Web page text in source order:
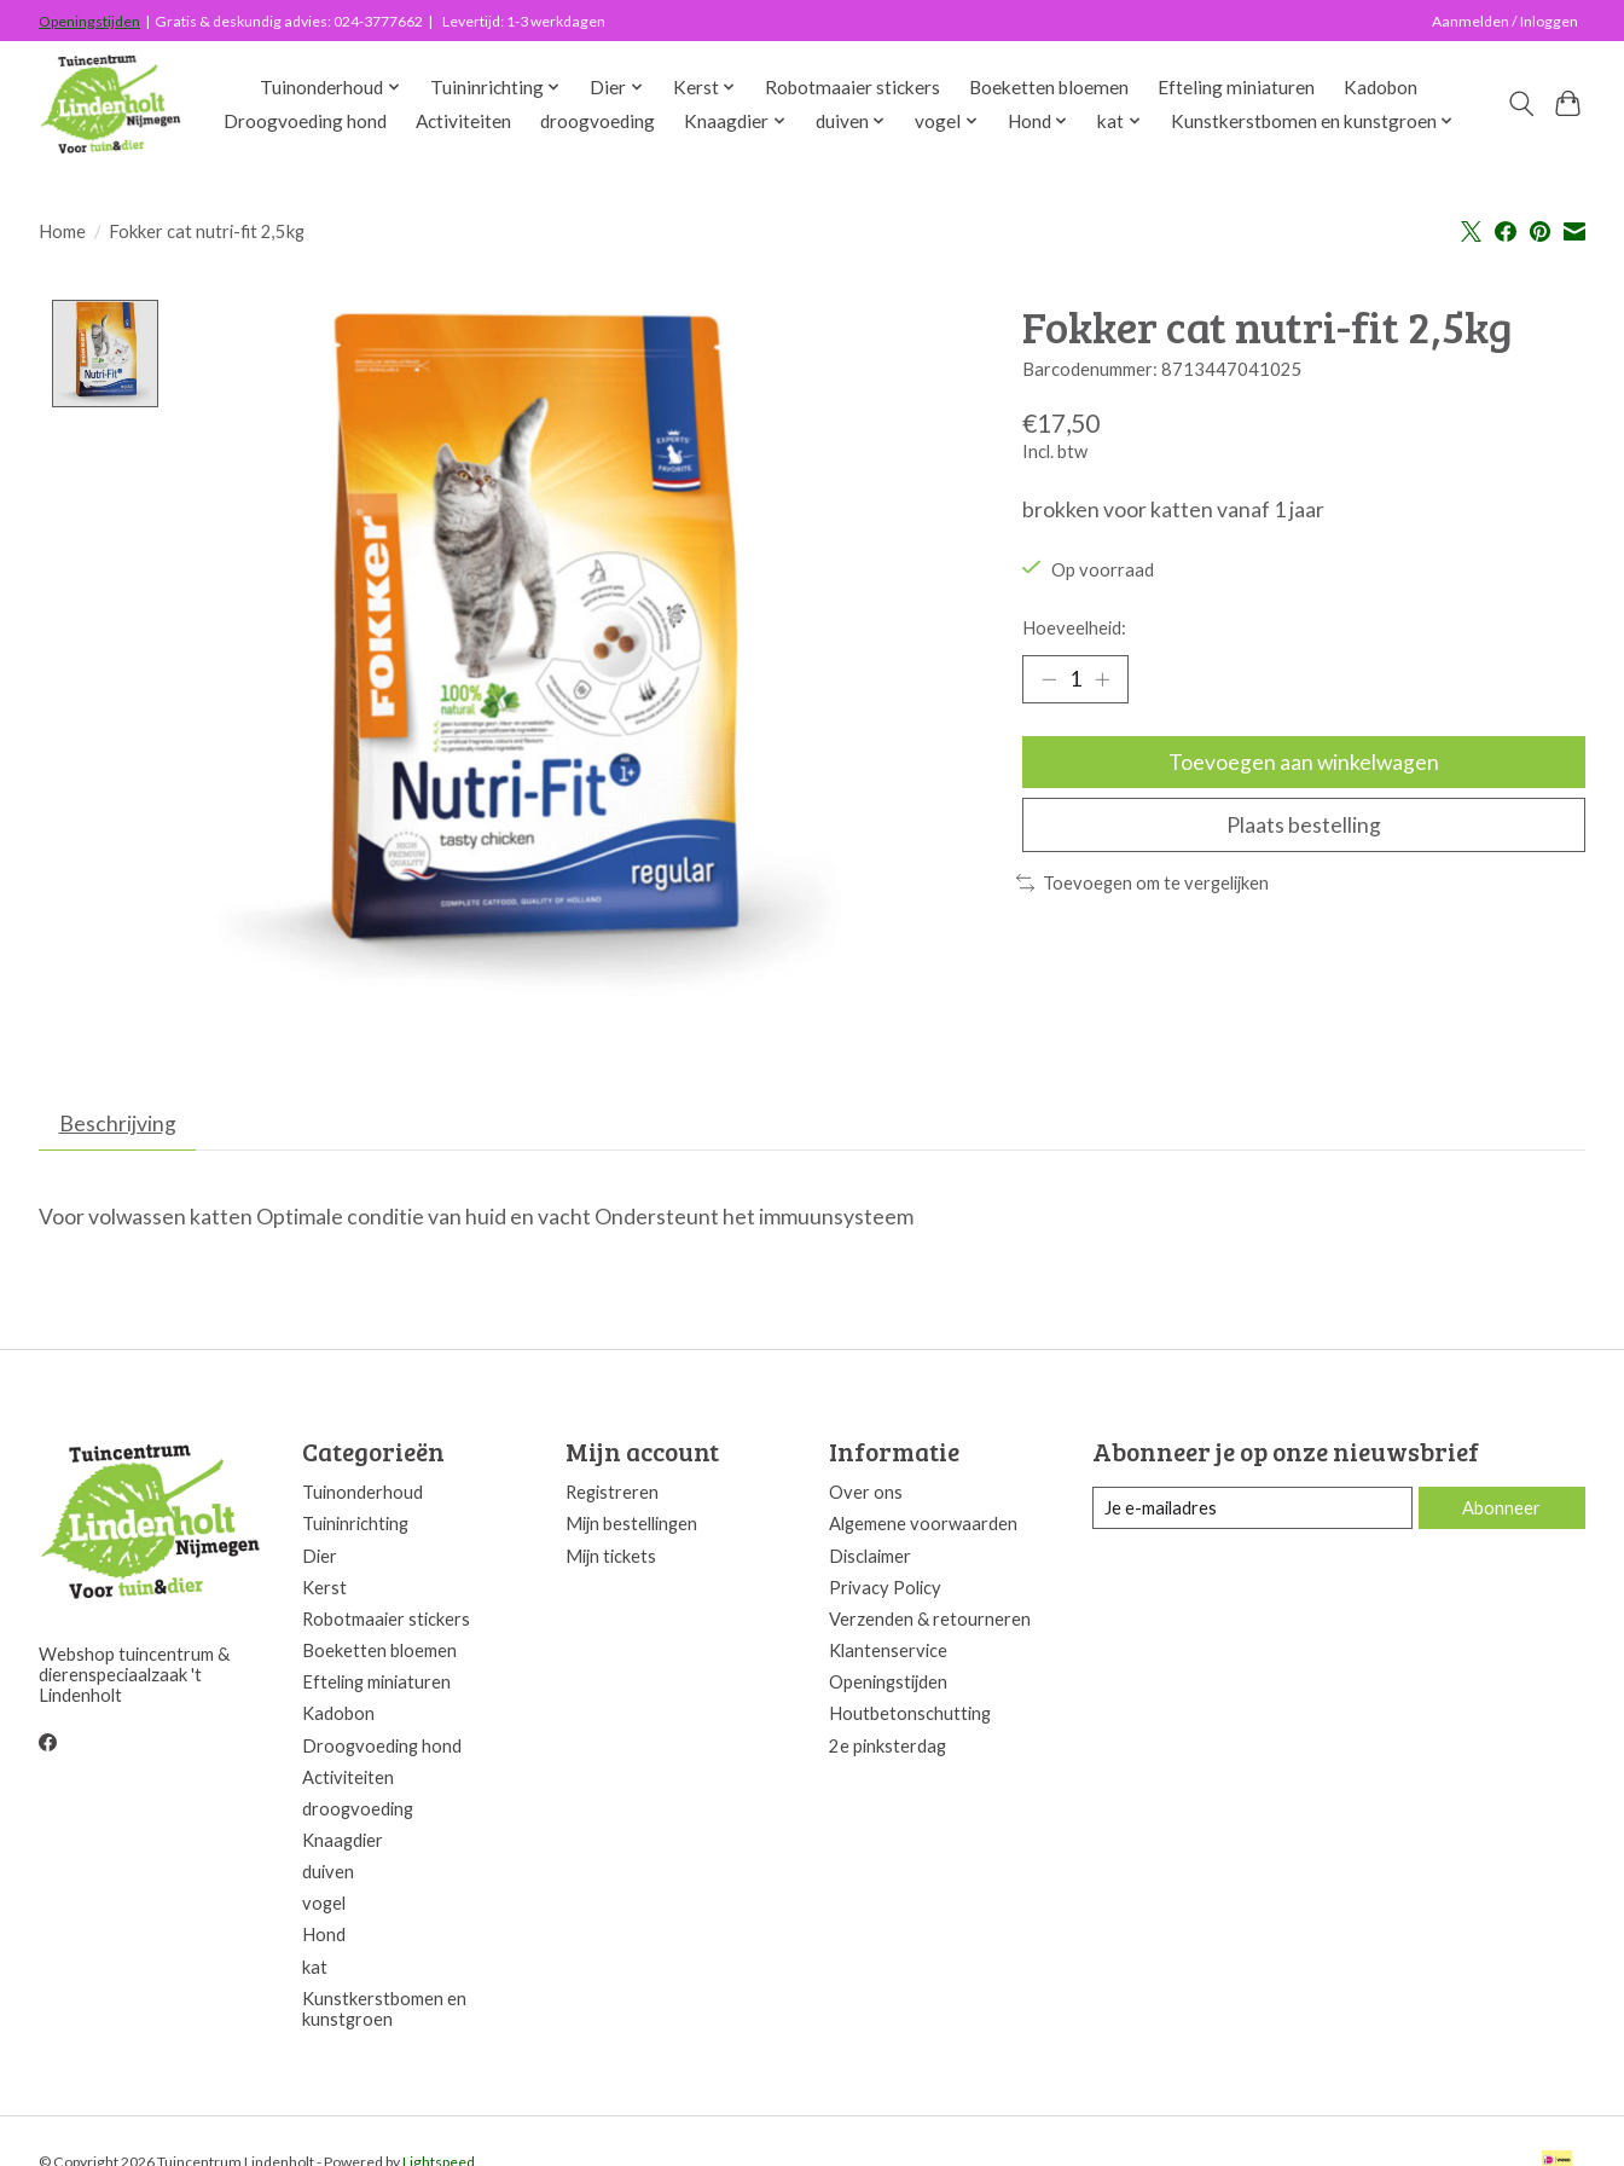
Openingstijden | Gratis & deskundig advies: 024-3777662 | Levertijd: 1-3 werkdagen Aanmelden / Inloggen
Tuinonderhoud Tuininrichting Dier Kerst Robotmaaier stickers Boeketten bloemen Efteling miniaturen
Kadobon
Droogvoeding hond
Activiteiten droogvoeding Knaagdier duiven vogel Hond kat Kunstkerstbomen en kunstgroen
Home / Fokker cat nutri-fit 2,5kg
Product image slideshow Items Fokker cat nutri-fit 2,5kg
Barcodenummer: 8713447041025
€17,50
Incl. btw
brokken voor katten vanaf 1 jaar
Op voorraad
Hoeveelheid:
Toevoegen aan winkelwagen
Plaats bestelling
Toevoegen om te vergelijken
Beschrijving
Voor volwassen katten Optimale conditie van huid en vacht Ondersteunt het immuunsysteem
Webshop tuincentrum &
dierenspeciaalzaak 't
Lindenholt
Categorieën
Tuinonderhoud
Tuininrichting
Dier
Kerst
Robotmaaier stickers
Boeketten bloemen
Efteling miniaturen
Kadobon
Droogvoeding hond
Activiteiten
droogvoeding
Knaagdier
duiven
vogel
Hond
kat
Kunstkerstbomen en
kunstgroen
Mijn account
Registreren
Mijn bestellingen
Mijn tickets
Informatie
Over ons
Algemene voorwaarden
Disclaimer
Privacy Policy
Verzenden & retourneren
Klantenservice
Openingstijden
Houtbetonschutting
2e pinksterdag
Abonneer je op onze nieuwsbrief
Abonneer
© Copyright 2026 Tuincentrum Lindenholt - Powered byLightspeed